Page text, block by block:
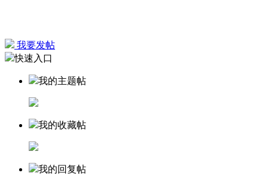
我要发帖
快速入口
我的主题帖
我的收藏帖
我的回复帖